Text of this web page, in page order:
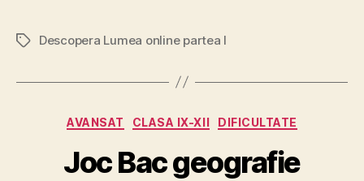
EticheteDescopera Lumea online partea I
Categorii
AVANSAT CLASA IX-XII DIFICULTATE
Joc Bac geografie